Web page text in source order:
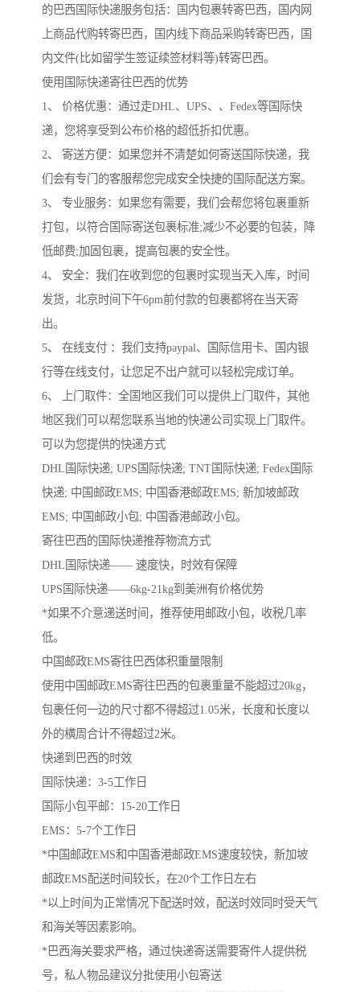
的巴西国际快递服务包括：国内包裹转寄巴西，国内网
上商品代购转寄巴西，国内线下商品采购转寄巴西，国
内文件(比如留学生签证续签材料等)转寄巴西。
使用国际快递寄往巴西的优势
1、 价格优惠：通过走DHL、UPS、、Fedex等国际快
递，您将享受到公布价格的超低折扣优惠。
2、 寄送方便：如果您并不清楚如何寄送国际快递，我
们会有专门的客服帮您完成安全快捷的国际配送方案。
3、 专业服务：如果您有需要，我们会帮您将包裹重新
打包，以符合国际寄送包裹标准;减少不必要的包装，降
低邮费;加固包裹，提高包裹的安全性。
4、 安全：我们在收到您的包裹时实现当天入库，时间
发货，北京时间下午6pm前付款的包裹都将在当天寄
出。
5、 在线支付 ：我们支持paypal、国际信用卡、国内银
行等在线支付，让您足不出户就可以轻松完成订单。
6、 上门取件：全国地区我们可以提供上门取件，其他
地区我们可以帮您联系当地的快递公司实现上门取件。
可以为您提供的快递方式
DHL国际快递; UPS国际快递; TNT国际快递; Fedex国际
快递; 中国邮政EMS; 中国香港邮政EMS; 新加坡邮政
EMS; 中国邮政小包; 中国香港邮政小包。
寄往巴西的国际快递推荐物流方式
DHL国际快递—— 速度快，时效有保障
UPS国际快递——6kg-21kg到美洲有价格优势
*如果不介意递送时间，推荐使用邮政小包，收税几率
低。
中国邮政EMS寄往巴西体积重量限制
使用中国邮政EMS寄往巴西的包裹重量不能超过20kg，
包裹任何一边的尺寸都不得超过1.05米，长度和长度以
外的横周合计不得超过2米。
快递到巴西的时效
国际快递：3-5工作日
国际小包平邮：15-20工作日
EMS：5-7个工作日
*中国邮政EMS和中国香港邮政EMS速度较快，新加坡
邮政EMS配送时间较长，在20个工作日左右
*以上时间为正常情况下配送时效，配送时效同时受天气
和海关等因素影响。
*巴西海关要求严格，通过快递寄送需要寄件人提供税
号，私人物品建议分批使用小包寄送